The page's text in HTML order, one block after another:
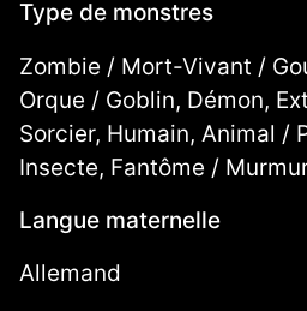
Type de monstres
Zombie / Mort-Vivant /
Orque / Goblin, Démon,
Sorcier, Humain, Animal /
Insecte, Fantôme /
Langue maternelle
Allemand